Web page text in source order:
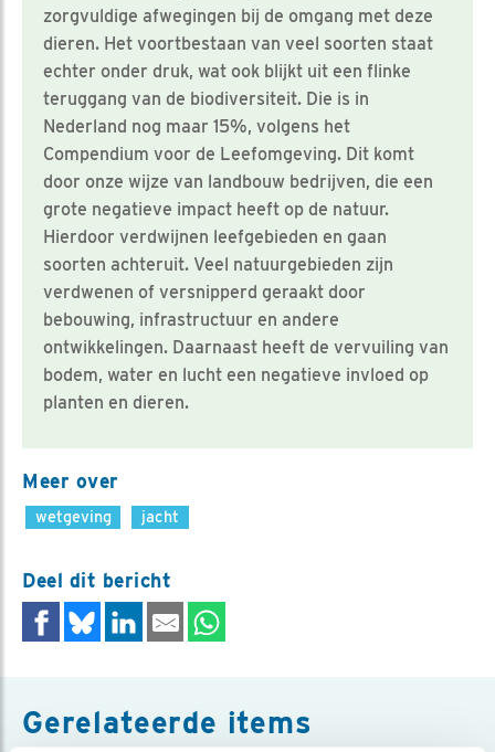
zorgvuldige afwegingen bij de omgang met deze
dieren. Het voortbestaan van veel soorten staat
echter onder druk, wat ook blijkt uit een flinke
teruggang van de biodiversiteit. Die is in
Nederland nog maar 15%, volgens het
Compendium voor de Leefomgeving. Dit komt
door onze wijze van landbouw bedrijven, die een
grote negatieve impact heeft op de natuur.
Hierdoor verdwijnen leefgebieden en gaan
soorten achteruit. Veel natuurgebieden zijn
verdwenen of versnipperd geraakt door
bebouwing, infrastructuur en andere
ontwikkelingen. Daarnaast heeft de vervuiling van
bodem, water en lucht een negatieve invloed op
planten en dieren.
Meer over
wetgeving jacht
Deel dit bericht
Gerelateerde items